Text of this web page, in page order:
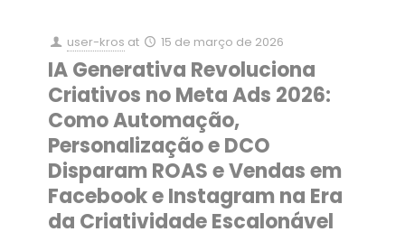
user-kros at 15 de março de 2026
IA Generativa Revoluciona
Criativos no Meta Ads 2026:
Como Automação,
Personalização e DCO
Disparam ROAS e Vendas em
Facebook e Instagram na Era
da Criatividade Escalonável